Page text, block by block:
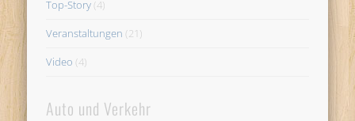
Top-Story (4)
Veranstaltungen (21)
Video (4)
Auto und Verkehr